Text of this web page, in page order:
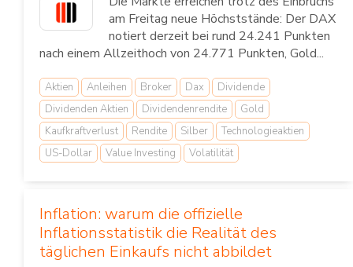
am Freitag neue Höchststände: Der DAX
notiert derzeit bei rund 24.241 Punkten
nach einem Allzeithoch von 24.771 Punkten, Gold...
Aktien Anleihen Broker Dax
Dividende
Dividenden Aktien
Dividendenrendite
Gold
Kaufkraftverlust
Rendite Silber
Technologieaktien
US-Dollar
Value Investing Volatilität
Inflation: warum die offizielle
Inflationsstatistik die Realität des
täglichen Einkaufs nicht abbildet